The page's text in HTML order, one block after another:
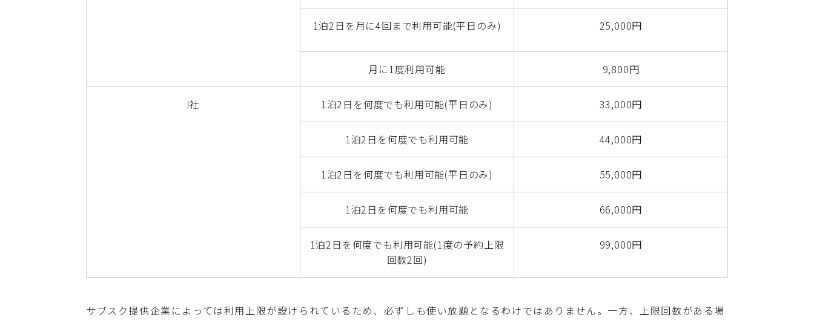
1泊2日を月に4回まで利用可能(平日のみ) 25,000円
月に1度利用可能 9,800円
I社 1泊2日を何度でも利用可能(平日のみ) 33,000円
1泊2日を何度でも利用可能 44,000円
1泊2日を何度でも利用可能(平日のみ) 55,000円
1泊2日を何度でも利用可能 66,000円
1泊2日を何度でも利用可能(1度の予約上限
回数2回)
99,000円
サブスク提供企業によっては利用上限が設けられているため、必ずしも使い放題となるわけではありません。一方、上限回数がある場